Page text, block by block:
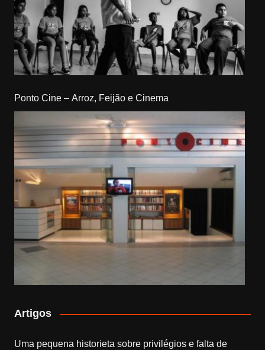
Ponto Cine – Arroz, Feijão e Cinema
Artigos
Uma pequena historieta sobre privilégios e falta de